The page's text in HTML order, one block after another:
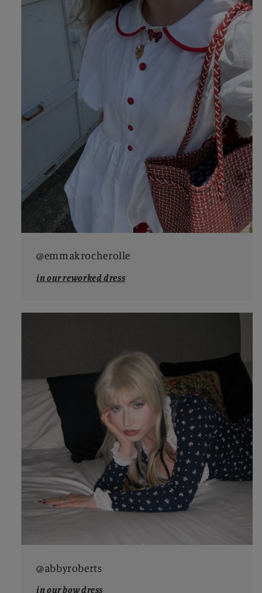
@emmakrocherolle
in our reworked dress
@abbyroberts
in our bow dress